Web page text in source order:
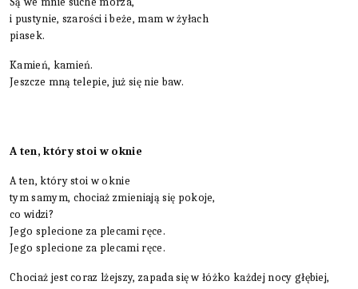
i pustynie, szarości i beże, mam w żyłach
piasek.
Kamień, kamień.
Jeszcze mną telepie, już się nie baw.
A ten, który stoi w oknie
A ten, który stoi w oknie
tym samym, chociaż zmieniają się pokoje,
co widzi?
Jego splecione za plecami ręce.
Jego splecione za plecami ręce.
Chociaż jest coraz lżejszy, zapada się w łóżko każdej nocy głębiej,